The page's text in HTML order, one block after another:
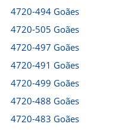
4720-494 Goães
4720-505 Goães
4720-497 Goães
4720-491 Goães
4720-499 Goães
4720-488 Goães
4720-483 Goães